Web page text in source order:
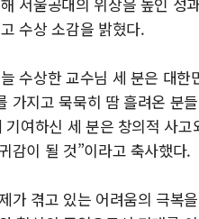
수상 소감을 밝혔다.
수상한 교수님 세 분은 대
가지고 묵묵히 땀 흘려온 분
여하신 세 분은 창의적 사
감이 될 것”이라고 축사했다.
가 겪고 있는 어려움의 극복